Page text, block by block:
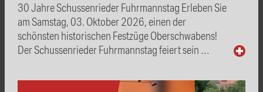
30 Jahre Schussenrieder Fuhrmannstag Erleben Sie
am Samstag, 03. Oktober 2026, einen der
schönsten historischen Festzüge Oberschwabens!
Der Schussenrieder Fuhrmannstag feiert sein …